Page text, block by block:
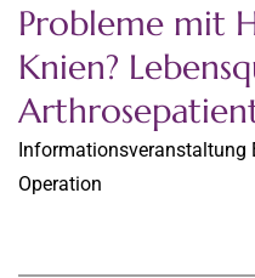
Probleme mit
Knien?
Informationsveranstaltung
Operation